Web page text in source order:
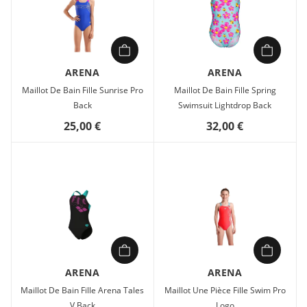
ARENA
Maillot De Bain Fille Sunrise Pro
Back
25,00 €
ARENA
Maillot De Bain Fille Spring
Swimsuit Lightdrop Back
32,00 €
ARENA
Maillot De Bain Fille Arena Tales
ARENA
Maillot Une Pièce Fille Swim Pro